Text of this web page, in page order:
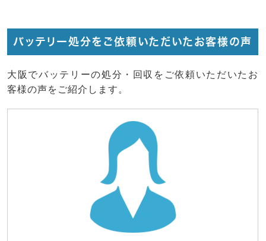
バッテリー処分をご依頼いただいたお客様の声
大阪でバッテリーの処分・回収をご依頼いただいたお
客様の声をご紹介します。